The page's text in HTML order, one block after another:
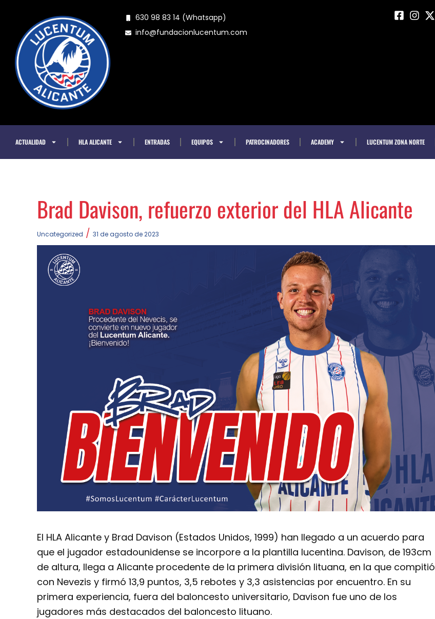
contenido
630 98 83 14 (Whatsapp)
info@fundacionlucentum.com
ACTUALIDAD HLA ALICANTE ENTRADAS EQUIPOS PATROCINADORES ACADEMY LUCENTUM ZONA NORTE
Brad Davison, refuerzo exterior del HLA Alicante
Uncategorized / 31 de agosto de 2023
El HLA Alicante y Brad Davison (Estados Unidos, 1999) han llegado a un acuerdo para
que el jugador estadounidense se incorpore a la plantilla lucentina. Davison, de 193cm
de altura, llega a Alicante procedente de la primera división lituana, en la que compitió
con Nevezis y firmó 13,9 puntos, 3,5 rebotes y 3,3 asistencias por encuentro. En su
primera experiencia, fuera del baloncesto universitario, Davison fue uno de los
jugadores más destacados del baloncesto lituano.